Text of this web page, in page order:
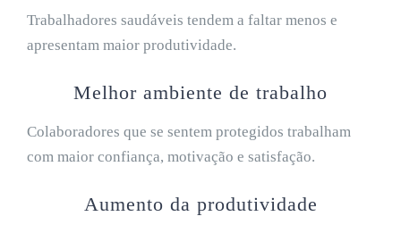
Trabalhadores saudáveis tendem a faltar menos e
apresentam maior produtividade.
Melhor ambiente de trabalho
Colaboradores que se sentem protegidos trabalham
com maior confiança, motivação e satisfação.
Aumento da produtividade